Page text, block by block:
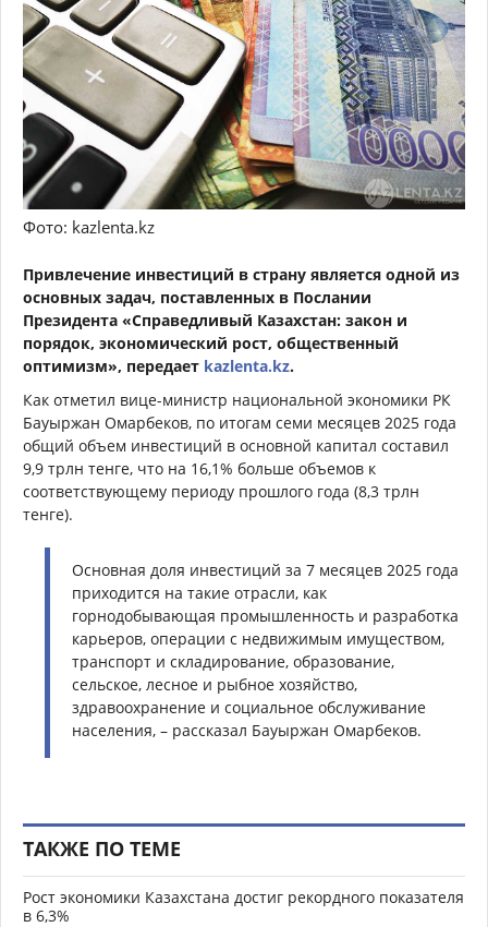
Фото: kazlenta.kz
Привлечение инвестиций в страну является одной из
основных задач, поставленных в Послании
Президента «Справедливый Казахстан: закон и
порядок, экономический рост, общественный
оптимизм», передает kazlenta.kz.
Как отметил вице-министр национальной экономики РК
Бауыржан Омарбеков, по итогам семи месяцев 2025 года
общий объем инвестиций в основной капитал составил
9,9 трлн тенге, что на 16,1% больше объемов к
соответствующему периоду прошлого года (8,3 трлн
тенге).
Основная доля инвестиций за 7 месяцев 2025 года
приходится на такие отрасли, как
горнодобывающая промышленность и разработка
карьеров, операции с недвижимым имуществом,
транспорт и складирование, образование,
сельское, лесное и рыбное хозяйство,
здравоохранение и социальное обслуживание
населения, – рассказал Бауыржан Омарбеков.
ТАКЖЕ ПО ТЕМЕ
Рост экономики Казахстана достиг рекордного показателя
в 6,3%